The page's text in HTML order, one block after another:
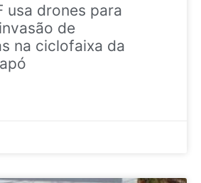
usa drones para
de
na ciclofaixa da